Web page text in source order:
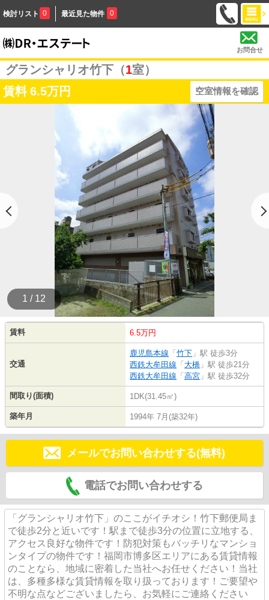
検討リスト 0 最近見た物件 0
お問合せ
グランシャリオ竹下（1室）
賃料 6.5万円 空室情報を確認
1 / 12
賃料 6.5万円
交通
鹿児島本線 「 竹下 」駅 徒歩3分
西鉄大牟田線 「 大橋 」駅 徒歩21分
西鉄大牟田線 「 高宮 」駅 徒歩32分
間取り(面積) 1DK(31.45㎡)
築年月 1994年 7月(築32年)
メールでお問い合わせする(無料)
電話でお問い合わせする
「グランシャリオ竹下」のここがイチオシ！竹下郵便局ま
で徒歩2分と近いです！駅まで徒歩3分の位置に立地する、
アクセス良好な物件です！防犯対策もバッチリなマンショ
ンタイプの物件です！福岡市博多区エリアにある賃貸情報
のことなら、地域に密着した当社へお任せください！当社
は、多種多様な賃貸情報を取り扱っております！ご要望や
不明な点などございましたら、お気軽にご連絡ください